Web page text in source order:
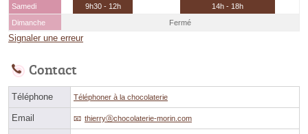
Samedi
9h30 - 12h
14h - 18h
Dimanche
Fermé
Signaler une erreur
Contact
Téléphone Téléphoner à la chocolaterie
Email thierryⓐchocolaterie-morin.com